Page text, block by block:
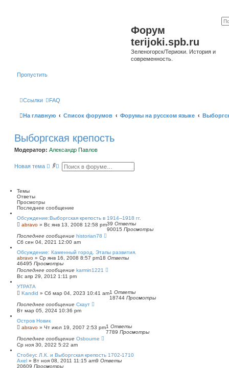
Форум
terijoki.spb.ru
Зеленогорск/Териоки. История и
современность.
Пропустить
Ссылки FAQ
На главную Список форумов Форумы на русском языке
Выборгская крепость
Модератор: Александр Павлов
Новая тема
П Р
н
ы
й
о
и
с
к
Темы
Ответы
Просмотры
Последнее сообщение
Обсуждение:Выборгская крепость в 1914--1918 гг.
abravo » Вс янв 13, 2008 12:58 pm39 Ответы
90015 Просмотры
Последнее сообщение historian78
Сб сен 04, 2021 12:00 am
Обсуждение: Каменный город. Этапы развития.
abravo » Ср янв 16, 2008 8:57 pm18 Ответы
46495 Просмотры
Последнее сообщение karmin1221
Вс апр 29, 2012 1:11 pm
УТРАТА
Kandid » Сб мар 04, 2023 10:41 am1 Ответы
18744 Просмотры
Последнее сообщение Скаут
Вт мар 05, 2024 10:36 pm
Остров Новик
abravo » Чт июл 19, 2007 2:53 pm1 Ответы
7789 Просмотры
Последнее сообщение Osbourne
Ср ноя 30, 2022 5:22 am
Стобеус Л.К. и Выборгская крепость 1702-1710
Axel » Вт ноя 08, 2011 11:15 am9 Ответы
20609 Просмотры